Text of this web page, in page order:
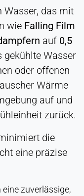
Wasser, das mit
wie Falling Film
auf 0,5
gekühlte Wasser
oder offenen
Wärme
auf und
zurück.
die
eine präzise
eine zuverlässige,
wie die Website
und
Die Daten